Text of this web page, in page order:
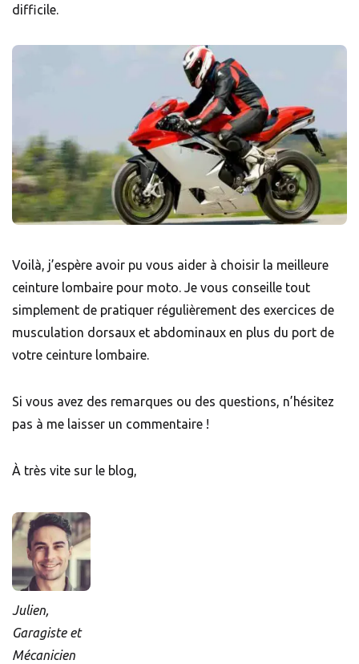
difficile.
Voilà, j’espère avoir pu vous aider à choisir la meilleure
ceinture lombaire pour moto. Je vous conseille tout
simplement de pratiquer régulièrement des exercices de
musculation dorsaux et abdominaux en plus du port de
votre ceinture lombaire.
Si vous avez des remarques ou des questions, n’hésitez
pas à me laisser un commentaire !
À très vite sur le blog,
Julien,
Garagiste et
Mécanicien